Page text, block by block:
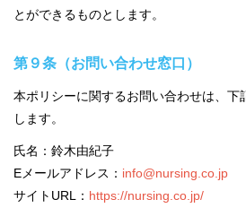
とができるものとします。
第９条（お問い合わせ窓口）
本ポリシーに関するお問い合わせは、下
します。
氏名：鈴木由紀子
Eメールアドレス： info@nursing.co.jp
サイトURL： https://nursing.co.jp/